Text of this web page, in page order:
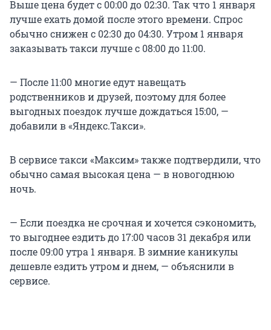
Выше цена будет с 00:00 до 02:30. Так что 1 января
лучше ехать домой после этого времени. Спрос
обычно снижен с 02:30 до 04:30. Утром 1 января
заказывать такси лучше с 08:00 до 11:00.
— После 11:00 многие едут навещать
родственников и друзей, поэтому для более
выгодных поездок лучше дождаться 15:00, —
добавили в «Яндекс.Такси».
В сервисе такси «Максим» также подтвердили, что
обычно самая высокая цена — в новогоднюю
ночь.
— Если поездка не срочная и хочется сэкономить,
то выгоднее ездить до 17:00 часов 31 декабря или
после 09:00 утра 1 января. В зимние каникулы
дешевле ездить утром и днем, — объяснили в
сервисе.